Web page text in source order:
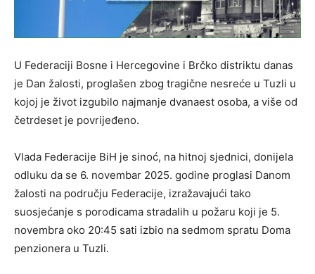
U Federaciji Bosne i Hercegovine i Brčko distriktu danas
je Dan žalosti, proglašen zbog tragične nesreće u Tuzli u
kojoj je život izgubilo najmanje dvanaest osoba, a više od
četrdeset je povrijeđeno.
Vlada Federacije BiH je sinoć, na hitnoj sjednici, donijela
odluku da se 6. novembar 2025. godine proglasi Danom
žalosti na području Federacije, izražavajući tako
suosjećanje s porodicama stradalih u požaru koji je 5.
novembra oko 20:45 sati izbio na sedmom spratu Doma
penzionera u Tuzli.